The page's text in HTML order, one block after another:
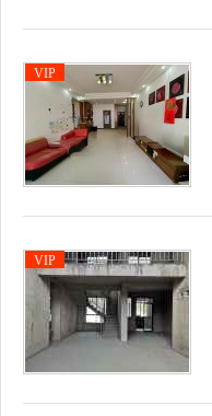
VIP
VIP